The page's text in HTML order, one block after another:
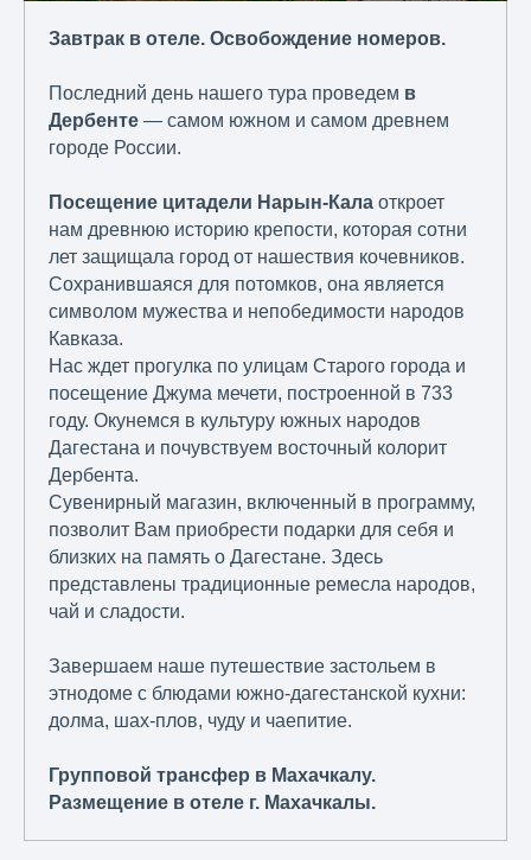
Завтрак в отеле. Освобождение номеров.
Последний день нашего тура проведем в
Дербенте — самом южном и самом древнем
городе России.
Посещение цитадели Нарын-Кала откроет
нам древнюю историю крепости, которая сотни
лет защищала город от нашествия кочевников.
Сохранившаяся для потомков, она является
символом мужества и непобедимости народов
Кавказа.
Нас ждет прогулка по улицам Старого города и
посещение Джума мечети, построенной в 733
году. Окунемся в культуру южных народов
Дагестана и почувствуем восточный колорит
Дербента.
Сувенирный магазин, включенный в программу,
позволит Вам приобрести подарки для себя и
близких на память о Дагестане. Здесь
представлены традиционные ремесла народов,
чай и сладости.
Завершаем наше путешествие застольем в
этнодоме с блюдами южно-дагестанской кухни:
долма, шах-плов, чуду и чаепитие.
Групповой трансфер в Махачкалу.
Размещение в отеле г. Махачкалы.